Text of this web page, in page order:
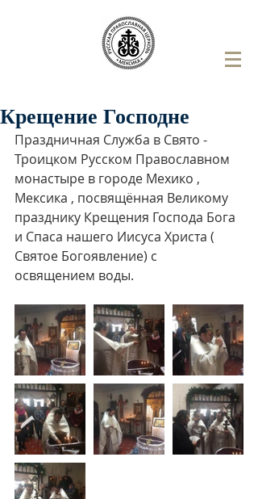
Крещение Господне
Праздничная Служба в Свято -
Троицком Русском Православном
монастыре в городе Мехико ,
Мексика , посвящённая Великому
празднику Крещения Господа Бога
и Спаса нашего Иисуса Христа (
Святое Богоявление) с
освящением воды.